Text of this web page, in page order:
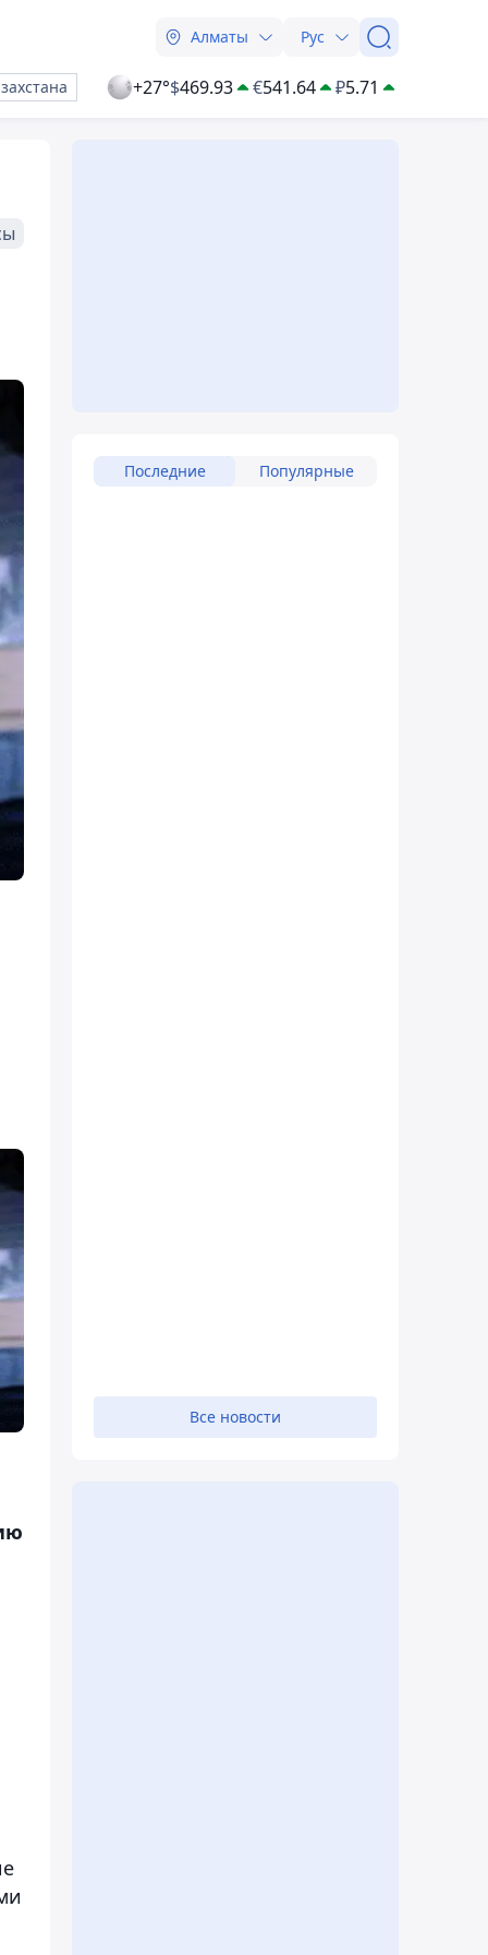
Алматы Рус
+27°$469.93 €541.64 ₽5.71
Последние Популярные
Все новости